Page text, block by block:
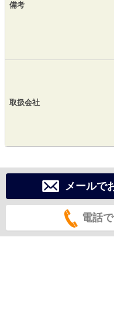
備考
取扱会社
メールで
電話